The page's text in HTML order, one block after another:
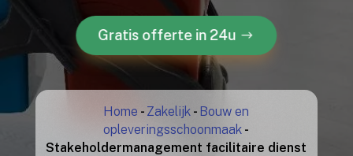
Gratis offerte in 24u
Home - Zakelijk - Bouw en
opleveringsschoonmaak -
Stakeholdermanagement facilitaire dienst